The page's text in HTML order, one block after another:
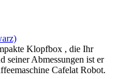
Klopfbox , die Ihr
seiner Abmessungen ist er
Cafelat Robot.